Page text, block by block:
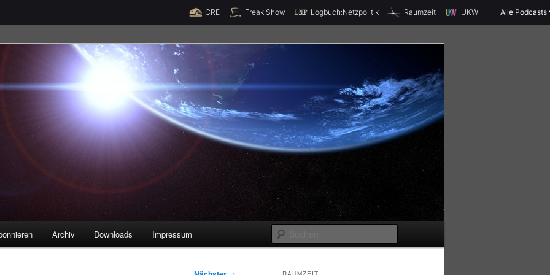
Spende jetzt!
CRE Freak Show Logbuch:Netzpolitik Raumzeit UKW Alle Podcasts
u
Archiv Downloads Impressum